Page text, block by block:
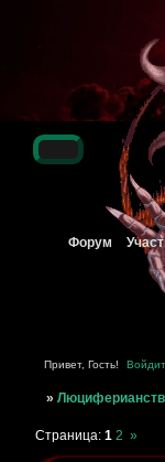
Форум
Привет, Гость!
»
Страница:1 2 »